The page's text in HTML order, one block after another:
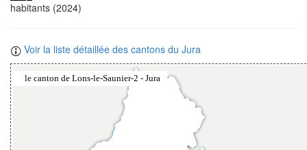
habitants (2024)
Voir la liste détaillée des cantons du Jura